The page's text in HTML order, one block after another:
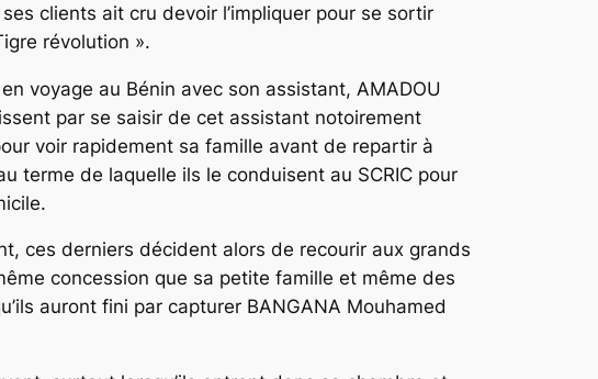
clients ait cru devoir l’impliquer pour se sortir
révolution ».
voyage au Bénin avec son assistant, AMADOU
par se saisir de cet assistant notoirement
voir rapidement sa famille avant de repartir à
terme de laquelle ils le conduisent au SCRIC pour
ces derniers décident alors de recourir aux grands
concession que sa petite famille et même des
auront fini par capturer BANGANA Mouhamed